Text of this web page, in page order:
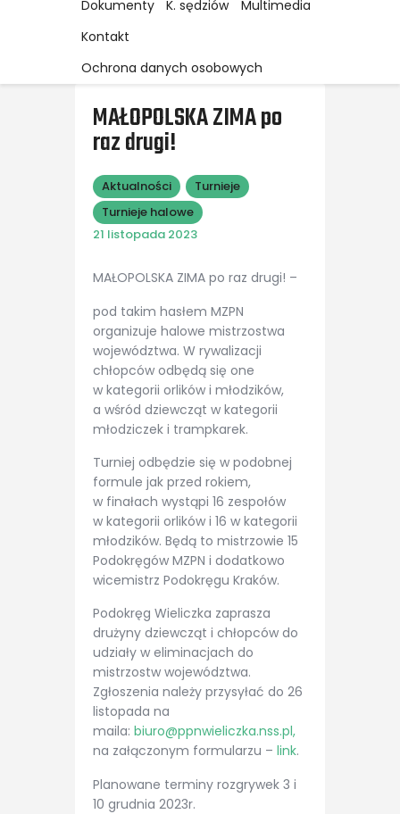
Dokumenty
K. sędziów
Multimedia
Kontakt
Ochrona danych osobowych
MAŁOPOLSKA ZIMA po
raz drugi!
Aktualności
Turnieje
Turnieje halowe
21 listopada 2023
MAŁOPOLSKA ZIMA po raz drugi! –
pod takim hasłem MZPN
organizuje halowe mistrzostwa
województwa. W rywalizacji
chłopców odbędą się one
w kategorii orlików i młodzików,
a wśród dziewcząt w kategorii
młodziczek i trampkarek.
Turniej odbędzie się w podobnej
formule jak przed rokiem,
w finałach wystąpi 16 zespołów
w kategorii orlików i 16 w kategorii
młodzików. Będą to mistrzowie 15
Podokręgów MZPN i dodatkowo
wicemistrz Podokręgu Kraków.
Podokręg Wieliczka zaprasza
drużyny dziewcząt i chłopców do
udziały w eliminacjach do
mistrzostw województwa.
Zgłoszenia należy przysyłać do 26
listopada na
maila: biuro@ppnwieliczka.nss.pl,
na załączonym formularzu – link.
Planowane terminy rozgrywek 3 i
10 grudnia 2023r.